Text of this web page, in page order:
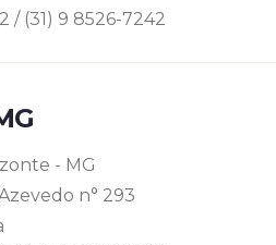
/ (31) 9 8526-7242
- MG
n° 293